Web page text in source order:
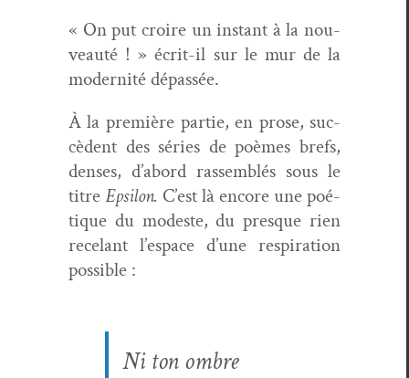
« On put croire un instant à la nou­
veauté ! » écrit-il sur le mur de la
moder­nité dépassée.
À la pre­mière par­tie, en prose, suc­
cè­dent des séries de poèmes brefs,
dens­es, d’abord rassem­blés sous le
titreEpsilon. C’est là encore une poé­
tique du mod­este, du presque rien
rece­lant l’e­space d’une res­pi­ra­tion
possible :
Ni ton ombre